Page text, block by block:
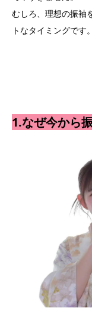
むしろ、理想の振袖
トなタイミングです。
1.なぜ今から